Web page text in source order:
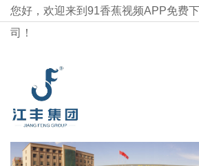
您好，欢迎来到91香蕉视频APP免费
司！